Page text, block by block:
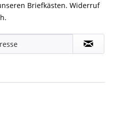
Briefkästen. Widerruf